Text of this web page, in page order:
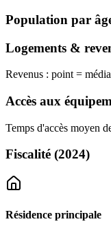
Population par
Logements &
Revenus : point =
Accès aux
Temps d'accès moyen
Fiscalité (2024)
Résidence principale